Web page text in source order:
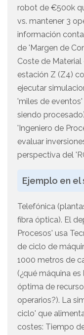
robot de €500k
vs. mantener 3
información
de 'Margen de
Coste de
estación Z (Z4)
ejecutar
'miles de
siendo
'Ingeniero de
evaluar
perspectiva del
Ejemplo en
Telefónica
fibra óptica). El
Procesos' usa
de ciclo de
1000 metros de
(¿qué máquina
óptima de
operarios?). La
ciclo' que
costes: Tiempo